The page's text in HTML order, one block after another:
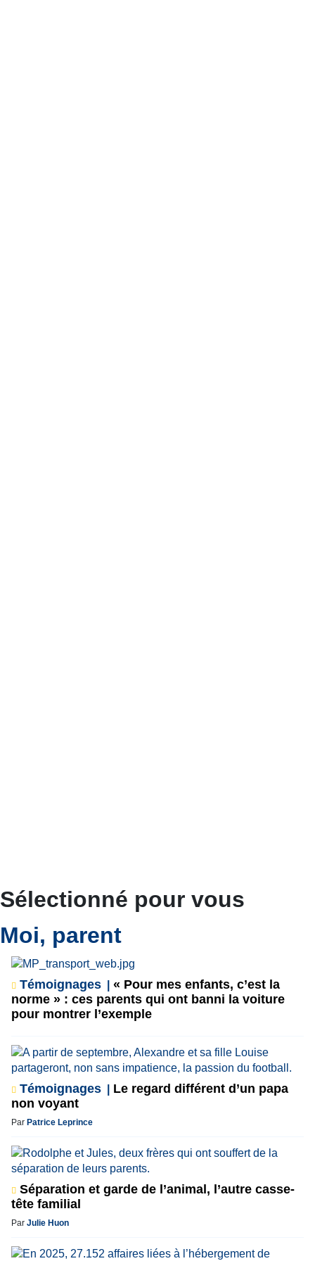
Sélectionné pour vous
Moi, parent
Témoignages
« Pour mes enfants, c’est la
norme » : ces parents qui ont banni la voiture
pour montrer l’exemple
Témoignages
Le regard différent d’un papa
non voyant
Par Patrice Leprince
Séparation et garde de l’animal, l’autre casse-
tête familial
Par Julie Huon